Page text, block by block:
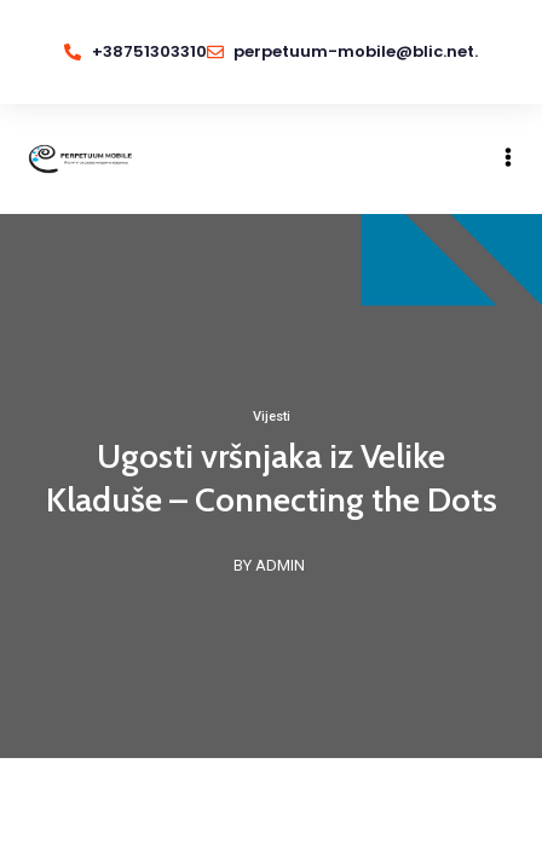
+38751303310 perpetuum-mobile@blic.net.
Vijesti
Ugosti vršnjaka iz Velike
Kladuše – Connecting the Dots
BY ADMIN